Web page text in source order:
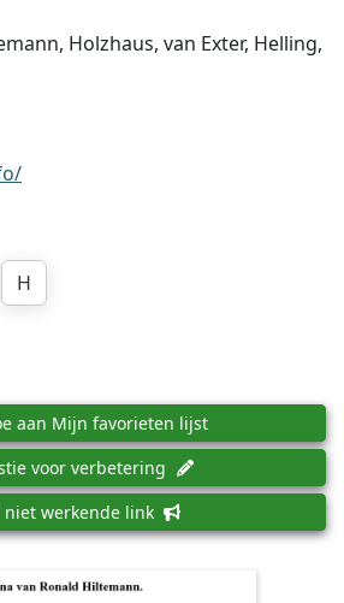
Holzhaus, van Exter, Helling,
H
aan Mijn favorieten lijst
voor verbetering
niet werkende link